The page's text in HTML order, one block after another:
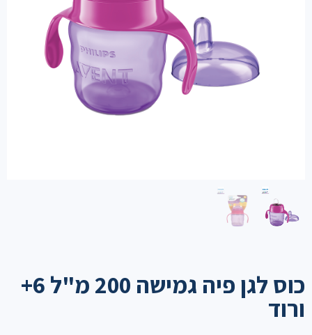
כוס לגן פיה גמישה 200 מ"ל 6+
ורוד